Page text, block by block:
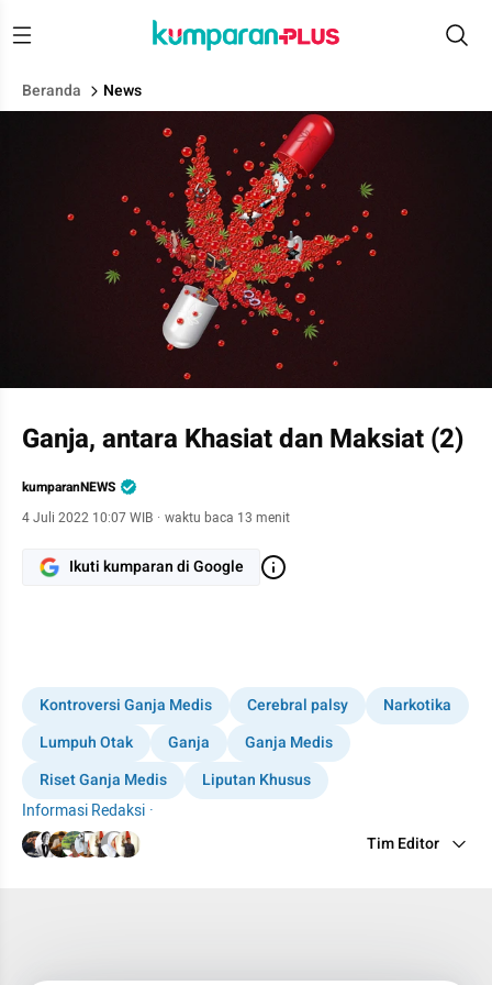
Beranda News
Ganja, antara Khasiat dan Maksiat (2)
kumparanNEWS
4 Juli 2022 10:07 WIB · waktu baca 13 menit
Ikuti kumparan di Google
Kontroversi Ganja Medis Cerebral palsy
Narkotika
Lumpuh Otak
Ganja
Ganja Medis
Riset Ganja Medis
Liputan Khusus
Informasi Redaksi ·
Tim Editor